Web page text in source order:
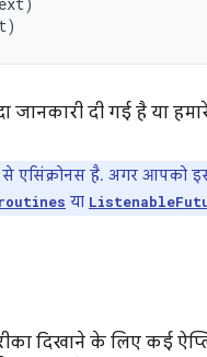
)
दी गई है या
एसिंक्रोनस है. अगर आपको
या
दिखाने के लिए कई